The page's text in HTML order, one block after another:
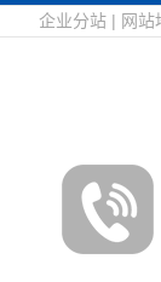
企业分站 | 网站